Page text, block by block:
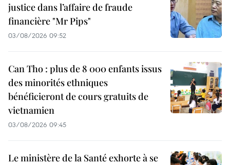
justice dans l’affaire de fraude
financière "Mr Pips"
03/08/2026 09:52
Can Tho : plus de 8 000 enfants issus
des minorités ethniques
bénéficieront de cours gratuits de
vietnamien
03/08/2026 09:45
Le ministère de la Santé exhorte à se